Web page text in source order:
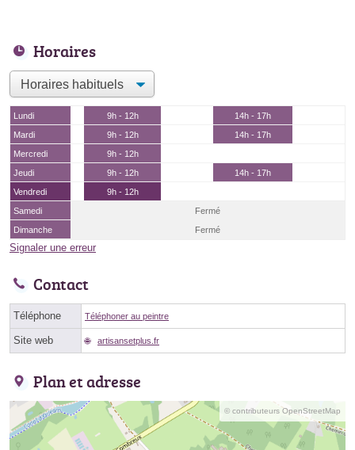
Horaires
Lundi 9h - 12h
14h - 17h
Mardi
9h - 12h
14h - 17h
Mercredi
9h - 12h
Jeudi
9h - 12h
14h - 17h
Vendredi
9h - 12h
Samedi
Fermé
Dimanche
Fermé
Signaler une erreur
Contact
Téléphone Téléphoner au peintre
Site web artisansetplus.fr
Plan et adresse
© contributeurs OpenStreetMap